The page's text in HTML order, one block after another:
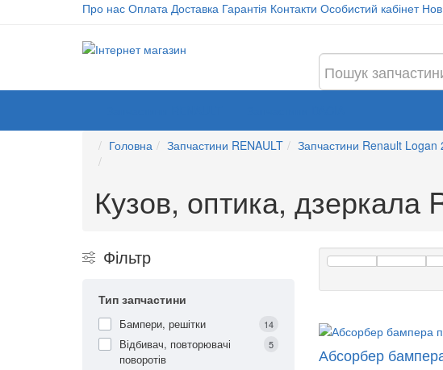
Про нас Оплата Доставка Гарантія Контакти Особистий кабінет
Головна Запчастини RENAULT Запчастини Renault Logan
Кузов, оптика,
Фільтр
Тип запчастини
Бампери, решітки 14
Відбивач, повторювачі
поворотів
5 Абсорбер